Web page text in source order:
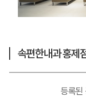
속편한내과 홍제
등록된